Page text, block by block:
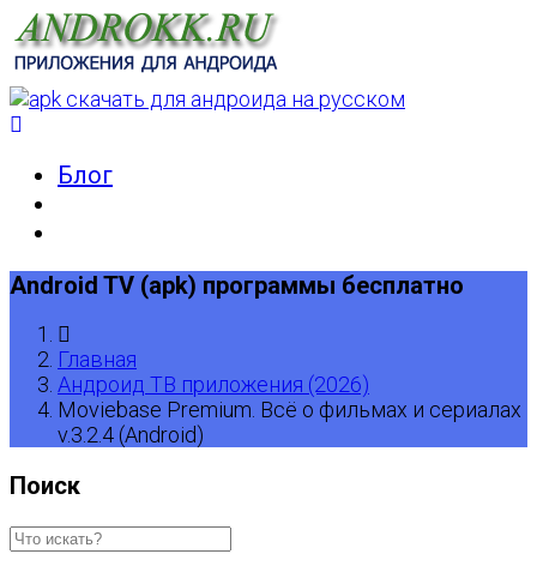
Блог
Android TV (apk) программы бесплатно
Главная
Андроид ТВ приложения (2026)
Moviebase Premium. Всё о фильмах и сериалах
v.3.2.4 (Android)
Поиск